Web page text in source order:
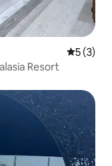
5 (3)
Resort